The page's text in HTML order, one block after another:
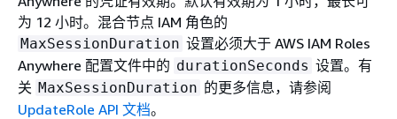
为 12 小时。混合节点 IAM 角色的
MaxSessionDuration 设置必须大于 AWS IAM Roles
Anywhere 配置文件中的 durationSeconds 设置。有
关 MaxSessionDuration 的更多信息，请参阅
UpdateRole API 文档。